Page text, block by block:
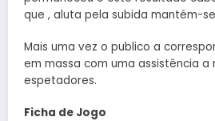
que , aluta pela subida mantém-
Mais uma vez o publico a
em massa com uma assistência a
espetadores.
Ficha de Jogo